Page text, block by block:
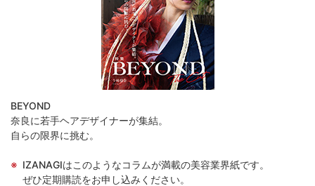
BEYOND
奈良に若手ヘアデザイナーが集結。
自らの限界に挑む。
IZANAGIはこのようなコラムが満載の美容業界紙です。
ぜひ定期購読をお申し込みください。